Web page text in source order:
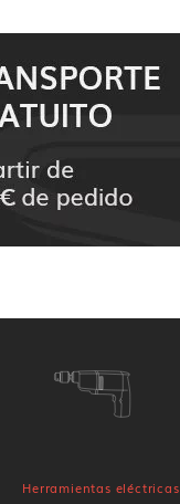
Herramientas eléctricas